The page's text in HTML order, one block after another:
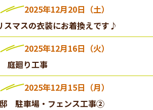
2025年12月20日（土）
スマスの衣装にお着換えです♪
2025年12月16日（火）
庭廻り工事
2025年12月15日（月）
駐車場・フェンス工事②